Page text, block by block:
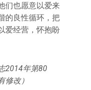
们也愿意以爱来
的良性循环，把
爱经营，怀抱盼
2014年第80
改）